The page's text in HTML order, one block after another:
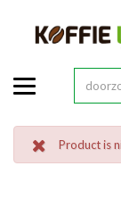
Product is